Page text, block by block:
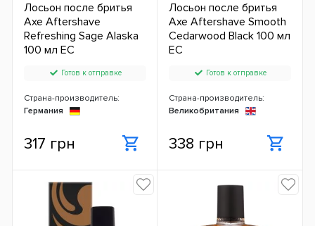
Лосьон после бритья
Axe Aftershave
Refreshing Sage Alaska
100 мл ЕС
Готов к отправке
Страна-производитель:
Германия
317 грн
Лосьон после бритья
Axe Aftershave Smooth
Cedarwood Black 100 мл
ЕС
Готов к отправке
Страна-производитель:
Великобритания
338 грн